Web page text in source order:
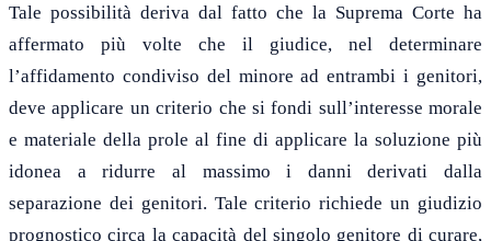
Tale possibilità deriva dal fatto che la Suprema Corte ha
affermato più volte che il giudice, nel determinare
l’affidamento condiviso del minore ad entrambi i genitori,
deve applicare un criterio che si fondi sull’interesse morale
e materiale della prole al fine di applicare la soluzione più
idonea a ridurre al massimo i danni derivati dalla
separazione dei genitori. Tale criterio richiede un giudizio
prognostico circa la capacità del singolo genitore di curare,